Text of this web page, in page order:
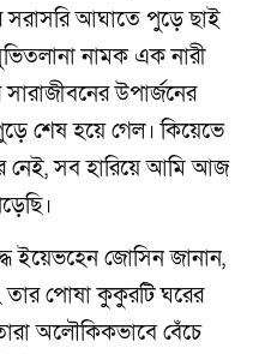
সরাসরি আঘাতে পুড়ে ছাই
নামক এক নারী
উপার্জনের
শেষ হয়ে গেল। কিয়েভে
সব হারিয়ে আমি আজ
ইয়েভহেন জোসিন জানান,
তার পোষা কুকুরটি ঘরের
অলৌকিকভাবে বেঁচে